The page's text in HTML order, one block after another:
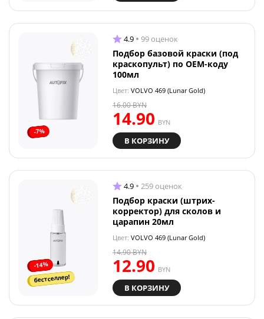
-7%
4.9 99 оценок
Подбор базовой краски (под
краскопульт) по OEM-коду
100мл
Цвет: VOLVO 469 (Lunar Gold)
14.90 BYN
16.00BYN
В КОРЗИНУ
-14%
бестселлер!
4.9 259 оценок
Подбор краски (штрих-
корректор) для сколов и
царапин 20мл
Цвет: VOLVO 469 (Lunar Gold)
12.90 BYN
14.90BYN
В КОРЗИНУ